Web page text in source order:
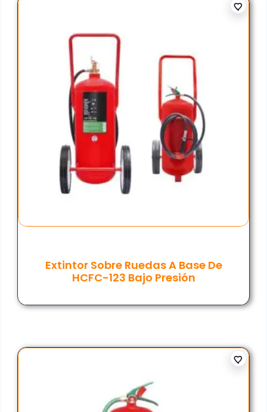
Extintor Sobre Ruedas A Base De
HCFC-123 Bajo Presión